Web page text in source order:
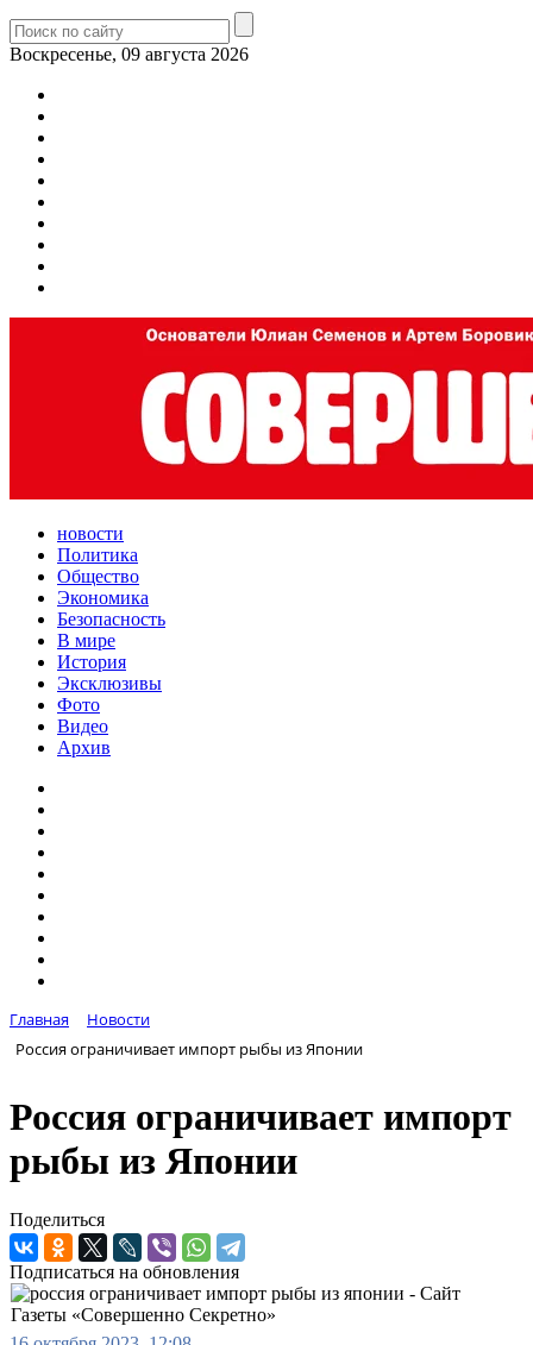
Воскресенье, 09 августа 2026
новости
Политика
Общество
Экономика
Безопасность
В мире
История
Эксклюзивы
Фото
Видео
Архив
Главная
Новости
Россия ограничивает импорт рыбы из Японии
Россия ограничивает импорт
рыбы из Японии
Поделиться
Подписаться на обновления